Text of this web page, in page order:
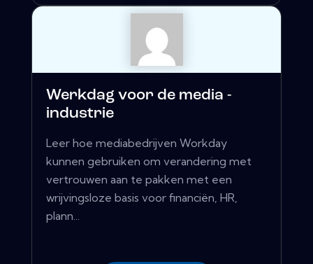
Werkdag voor de media -
industrie
Leer hoe mediabedrijven Workday
kunnen gebruiken om verandering met
vertrouwen aan te pakken met een
wrijvingsloze basis voor financiën, HR,
plann...